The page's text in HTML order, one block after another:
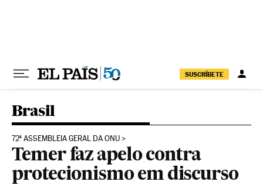
SUSCRÍBETE
Brasil
72ª ASSEMBLEIA GERAL DA ONU
Temer faz apelo contra
protecionismo em discurso